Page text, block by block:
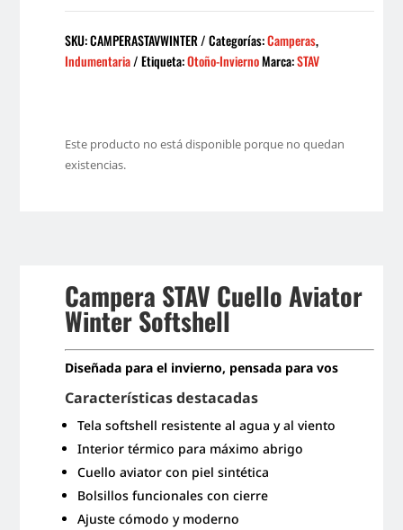
SKU:CAMPERASTAVWINTER Categorías:Camperas,
Indumentaria Etiqueta:Otoño-InviernoMarca:STAV
Este producto no está disponible porque no quedan
existencias.
Campera STAV Cuello Aviator
Winter Softshell
Diseñada para el invierno, pensada para vos
Características destacadas
Tela softshell resistente al agua y al viento
Interior térmico para máximo abrigo
Cuello aviator con piel sintética
Bolsillos funcionales con cierre
Ajuste cómodo y moderno